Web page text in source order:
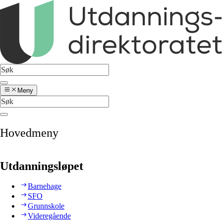
Meny
Hovedmeny
Utdanningsløpet
Barnehage
SFO
Grunnskole
Videregående